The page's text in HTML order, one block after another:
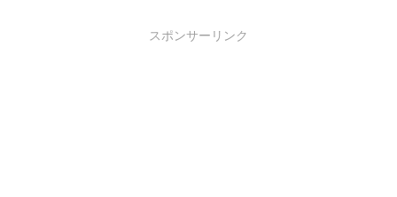
スポンサーリンク